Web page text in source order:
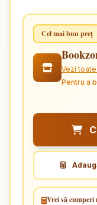
Cel mai bun preț
Vezi
Pentru a
Vrei să